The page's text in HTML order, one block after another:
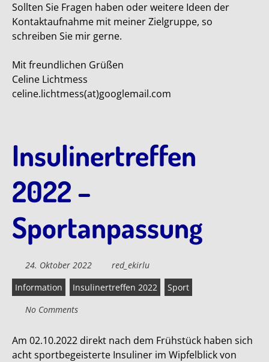
Sollten Sie Fragen haben oder weitere Ideen der
Kontaktaufnahme mit meiner Zielgruppe, so
schreiben Sie mir gerne.
Mit freundlichen Grüßen
Celine Lichtmess
celine.lichtmess(at)googlemail.com
Insulinertreffen
2022 –
Sportanpassung
24. Oktober 2022
red_ekirlu
Information
Insulinertreffen 2022
Sport
No Comments
Am 02.10.2022 direkt nach dem Frühstück haben sich
acht sportbegeisterte Insuliner im Wipfelblick von